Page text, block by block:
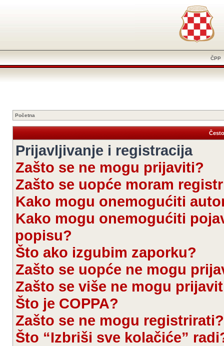
ČPP
Početna
Prijavljivanje i registracija
Zašto se ne mogu prijaviti?
Zašto se uopće moram
Kako mogu onemogućiti
Kako mogu onemogućiti
popisu?
Što ako izgubim zaporku?
Zašto se uopće ne mogu
Zašto se više ne mogu
Što je COPPA?
Zašto se ne mogu registrirati?
Što “Izbriši sve kolačiće”